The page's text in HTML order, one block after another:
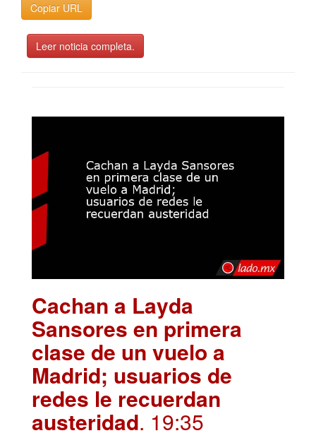
Copiar URL
Leer noticia completa.
Cachan a Layda
Sansores en primera
clase de un vuelo a
Madrid; usuarios de
redes le recuerdan
austeridad. 19:35